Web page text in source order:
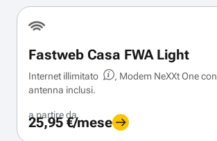
Fastweb Casa FWA Light
Internet illimitato
, Modem NeXXt One
antenna inclusi.
a partire da
25,95 €/mese